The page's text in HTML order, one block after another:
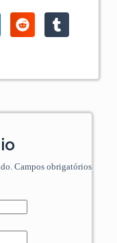
Campos obrigatórios